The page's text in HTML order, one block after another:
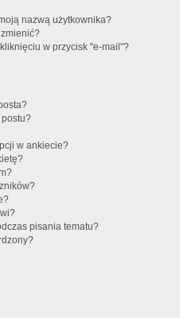
nazwą użytkownika?
w przycisk "e-mail"?
w ankiecie?
pisania tematu?